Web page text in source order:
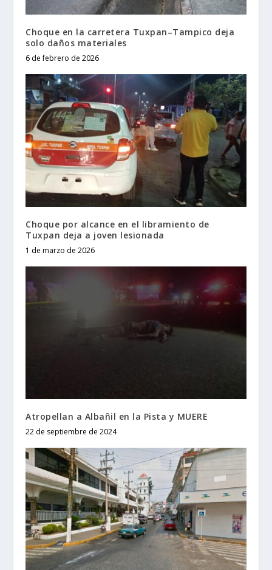
Choque en la carretera Tuxpan–Tampico deja
solo daños materiales
6 de febrero de 2026
Choque por alcance en el libramiento de
Tuxpan deja a joven lesionada
1 de marzo de 2026
Atropellan a Albañil en la Pista y MUERE
22 de septiembre de 2024